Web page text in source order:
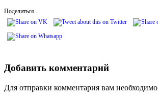
Поделиться...
Добавить комментарий
Для отправки комментария вам необходимо